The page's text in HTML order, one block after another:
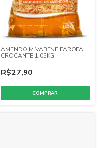
AMENDOIM VABENE FAROFA
CROCANTE 1,05KG
R$27,90